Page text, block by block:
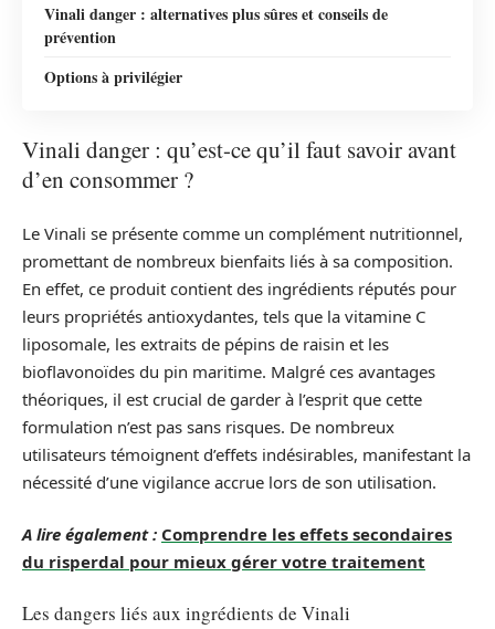
Vinali danger : alternatives plus sûres et conseils de
prévention
Options à privilégier
Vinali danger : qu’est-ce qu’il faut savoir avant
d’en consommer ?
Le Vinali se présente comme un complément nutritionnel,
promettant de nombreux bienfaits liés à sa composition.
En effet, ce produit contient des ingrédients réputés pour
leurs propriétés antioxydantes, tels que la vitamine C
liposomale, les extraits de pépins de raisin et les
bioflavonoïdes du pin maritime. Malgré ces avantages
théoriques, il est crucial de garder à l’esprit que cette
formulation n’est pas sans risques. De nombreux
utilisateurs témoignent d’effets indésirables, manifestant la
nécessité d’une vigilance accrue lors de son utilisation.
A lire également : Comprendre les effets secondaires
du risperdal pour mieux gérer votre traitement
Les dangers liés aux ingrédients de Vinali